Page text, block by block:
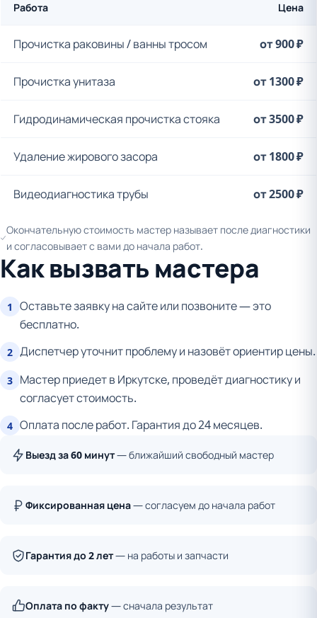
Работа Цена
Прочистка раковины / ванны тросом от 900 ₽
Прочистка унитаза от 1300 ₽
Гидродинамическая прочистка стояка от 3500 ₽
Удаление жирового засора от 1800 ₽
Видеодиагностика трубы от 2500 ₽
Окончательную стоимость мастер называет после диагностики
и согласовывает с вами до начала работ.
Как вызвать мастера
1
Оставьте заявку на сайте или позвоните — это
бесплатно.
2 Диспетчер уточнит проблему и назовёт ориентир цены.
3 Мастер приедет в Иркутске, проведёт диагностику и
согласует стоимость.
4 Оплата после работ. Гарантия до 24 месяцев.
Выезд за 60 минут— ближайший свободный мастер
Фиксированная цена— согласуем до начала работ
Гарантия до 2 лет— на работы и запчасти
Оплата по факту— сначала результат